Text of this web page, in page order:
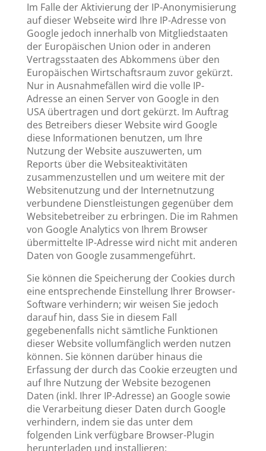
Im Falle der Aktivierung der IP-Anonymisierung
auf dieser Webseite wird Ihre IP-Adresse von
Google jedoch innerhalb von Mitgliedstaaten
der Europäischen Union oder in anderen
Vertragsstaaten des Abkommens über den
Europäischen Wirtschaftsraum zuvor gekürzt.
Nur in Ausnahmefällen wird die volle IP-
Adresse an einen Server von Google in den
USA übertragen und dort gekürzt. Im Auftrag
des Betreibers dieser Website wird Google
diese Informationen benutzen, um Ihre
Nutzung der Website auszuwerten, um
Reports über die Websiteaktivitäten
zusammenzustellen und um weitere mit der
Websitenutzung und der Internetnutzung
verbundene Dienstleistungen gegenüber dem
Websitebetreiber zu erbringen. Die im Rahmen
von Google Analytics von Ihrem Browser
übermittelte IP-Adresse wird nicht mit anderen
Daten von Google zusammengeführt.
Sie können die Speicherung der Cookies durch
eine entsprechende Einstellung Ihrer Browser-
Software verhindern; wir weisen Sie jedoch
darauf hin, dass Sie in diesem Fall
gegebenenfalls nicht sämtliche Funktionen
dieser Website vollumfänglich werden nutzen
können. Sie können darüber hinaus die
Erfassung der durch das Cookie erzeugten und
auf Ihre Nutzung der Website bezogenen
Daten (inkl. Ihrer IP-Adresse) an Google sowie
die Verarbeitung dieser Daten durch Google
verhindern, indem sie das unter dem
folgenden Link verfügbare Browser-Plugin
herunterladen und installieren: